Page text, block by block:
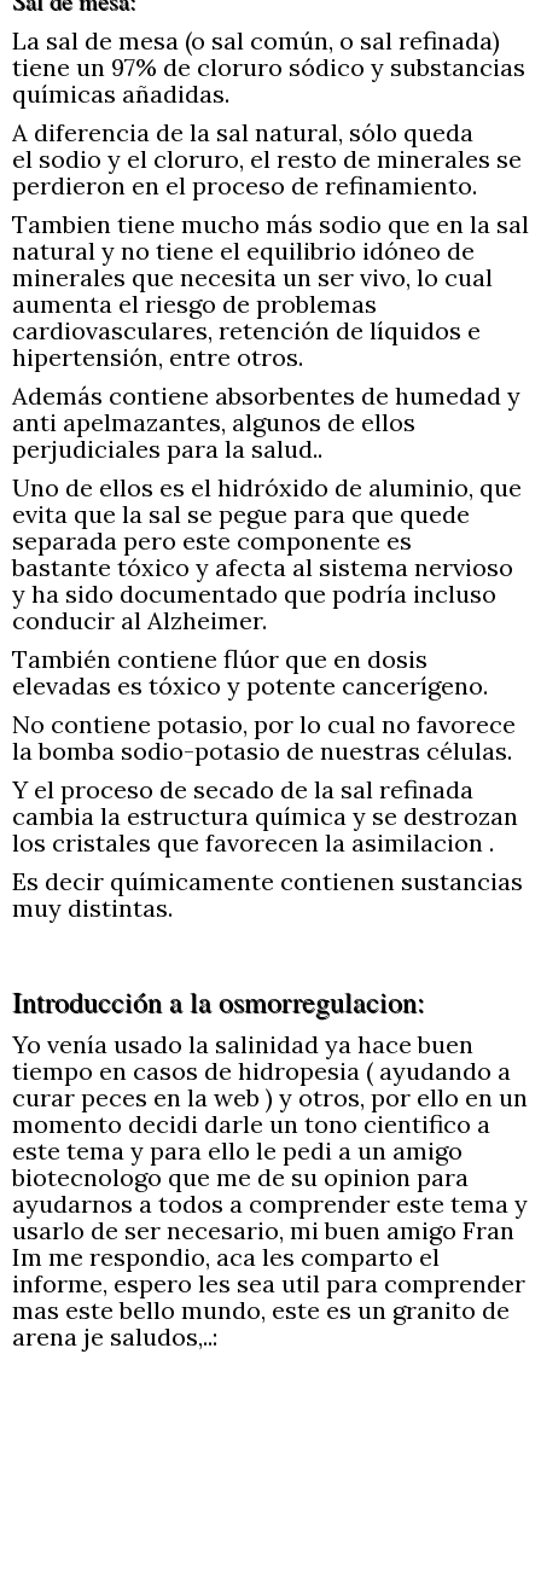
La sal de mesa (o sal común, o sal refinada)
tiene un 97% de cloruro sódico y substancias
químicas añadidas.
A diferencia de la sal natural, sólo queda
el sodio y el cloruro, el resto de minerales se
perdieron en el proceso de refinamiento.
Tambien tiene mucho más sodio que en la sal
natural y no tiene el equilibrio idóneo de
minerales que necesita un ser vivo, lo cual
aumenta el riesgo de problemas
cardiovasculares, retención de líquidos e
hipertensión, entre otros.
Además contiene absorbentes de humedad y
anti apelmazantes, algunos de ellos
perjudiciales para la salud..
Uno de ellos es el hidróxido de aluminio, que
evita que la sal se pegue para que quede
separada pero este componente es
bastante tóxico y afecta al sistema nervioso
y ha sido documentado que podría incluso
conducir al Alzheimer.
También contiene flúor que en dosis
elevadas es tóxico y potente cancerígeno.
No contiene potasio, por lo cual no favorece
la bomba sodio-potasio de nuestras células.
Y el proceso de secado de la sal refinada
cambia la estructura química y se destrozan
los cristales que favorecen la asimilacion .
Es decir químicamente contienen sustancias
muy distintas.
Introducción a la osmorregulacion:
Yo venía usado la salinidad ya hace buen
tiempo en casos de hidropesia ( ayudando a
curar peces en la web ) y otros, por ello en un
momento decidi darle un tono cientifico a
este tema y para ello le pedi a un amigo
biotecnologo que me de su opinion para
ayudarnos a todos a comprender este tema y
usarlo de ser necesario, mi buen amigo Fran
Im me respondio, aca les comparto el
informe, espero les sea util para comprender
mas este bello mundo, este es un granito de
arena je saludos,..: